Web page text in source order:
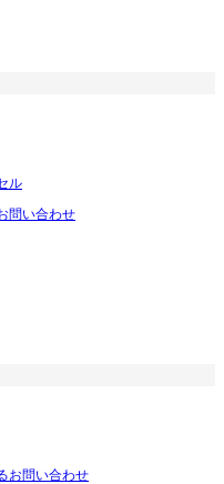
ル
問い合わせ
お問い合わせ